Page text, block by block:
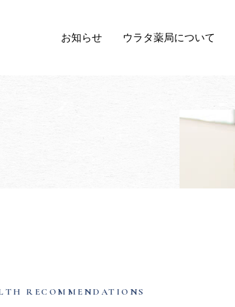
お知らせ ウラタ薬局について